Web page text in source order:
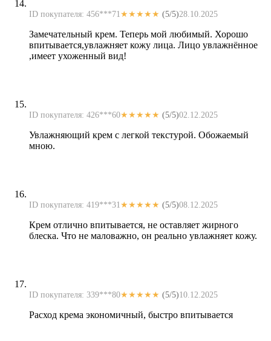
ID покупателя: 456***71 ★★★★★ (5/5)28.10.2025
Замечательный крем. Теперь мой любимый. Хорошо
впитывается,увлажняет кожу лица. Лицо увлажнённое
,имеет ухоженный вид!
ID покупателя: 426***60★★★★★ (5/5)02.12.2025
Увлажняющий крем с легкой текстурой. Обожаемый
мною.
ID покупателя: 419***31 ★★★★★ (5/5)08.12.2025
Крем отлично впитывается, не оставляет жирного
блеска. Что не маловажно, он реально увлажняет кожу.
ID покупателя: 339***80★★★★★ (5/5)10.12.2025
Расход крема экономичный, быстро впитывается